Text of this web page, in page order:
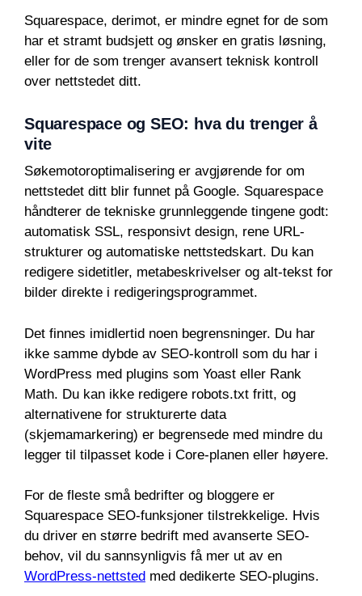
Squarespace, derimot, er mindre egnet for de som
har et stramt budsjett og ønsker en gratis løsning,
eller for de som trenger avansert teknisk kontroll
over nettstedet ditt.
Squarespace og SEO: hva du trenger å
vite
Søkemotoroptimalisering er avgjørende for om
nettstedet ditt blir funnet på Google. Squarespace
håndterer de tekniske grunnleggende tingene godt:
automatisk SSL, responsivt design, rene URL-
strukturer og automatiske nettstedskart. Du kan
redigere sidetitler, metabeskrivelser og alt-tekst for
bilder direkte i redigeringsprogrammet.
Det finnes imidlertid noen begrensninger. Du har
ikke samme dybde av SEO-kontroll som du har i
WordPress med plugins som Yoast eller Rank
Math. Du kan ikke redigere robots.txt fritt, og
alternativene for strukturerte data
(skjemamarkering) er begrensede med mindre du
legger til tilpasset kode i Core-planen eller høyere.
For de fleste små bedrifter og bloggere er
Squarespace SEO-funksjoner tilstrekkelige. Hvis
du driver en større bedrift med avanserte SEO-
behov, vil du sannsynligvis få mer ut av en
WordPress-nettsted med dedikerte SEO-plugins.